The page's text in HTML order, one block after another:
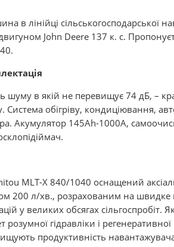
в лінійці сільськогосподарської
John Deere 137 к. с.
шуму в якій не перевищує 74 дБ, –
Система обігріву, кондиціювання,
Акумулятор 145Ah-1000А,
MLT-X 840/1040 оснащений
200 л/хв., розрахованим на швидке
у великих обсягах сільгоспробіт.
розумної гідравліки і регенеративної
продуктивність